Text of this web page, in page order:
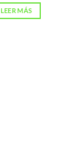
LEER MÁS